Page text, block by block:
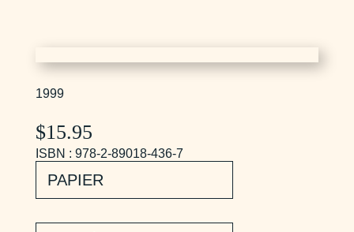
1999
$15.95
ISBN : 978-2-89018-436-7
PAPIER